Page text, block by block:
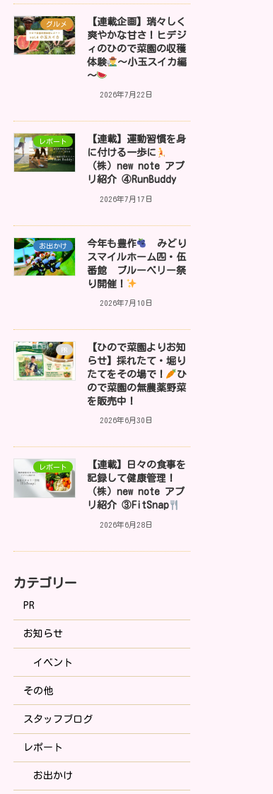
グルメ
【連載企画】瑞々しく
爽やかな甘さ！ヒデジ
ィのひので菜園の収穫
体験
～小玉スイカ編
～
2026年7月22日
レポート
【連載】運動習慣を身
に付ける一歩に
（株）new note アプ
リ紹介 ④RunBuddy
2026年7月17日
お出かけ 今年も豊作
みどり
スマイルホーム四・伍
番館 ブルーベリー祭
り開催！
2026年7月10日
PR
【ひので菜園よりお知
らせ】採れたて・堀り
たてをその場で！
ひ
ので菜園の無農薬野菜
を販売中！
2026年6月30日
レポート
【連載】日々の食事を
記録して健康管理！
（株）new note アプ
リ紹介 ③FitSnap
2026年6月28日
カテゴリー
PR
お知らせ
イベント
その他
スタッフブログ
レポート
お出かけ